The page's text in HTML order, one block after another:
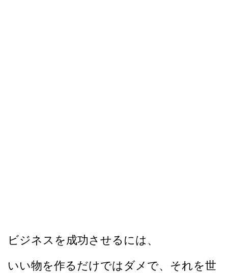
ビジネスを成功させるには、
いい物を作るだけではダメで、それを世